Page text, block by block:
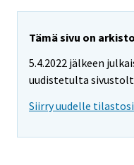
Tämä sivu on
5.4.2022 jälkeen
uudistetulta
Siirry uudelle